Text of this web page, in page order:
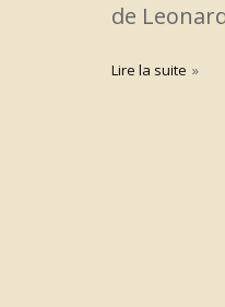
de
Lire la suite